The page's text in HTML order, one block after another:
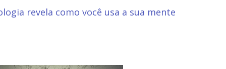
revela como você usa a sua mente